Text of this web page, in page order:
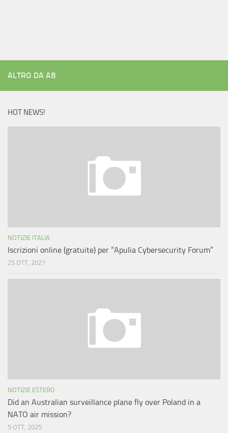
ALTRO DA AB
HOT NEWS!
NOTIZIE ITALIA
Iscrizioni online (gratuite) per “Apulia Cybersecurity Forum”
25 OTT, 2021
NOTIZIE ESTERO
Did an Australian surveillance plane fly over Poland in a
NATO air mission?
5 OTT, 2025